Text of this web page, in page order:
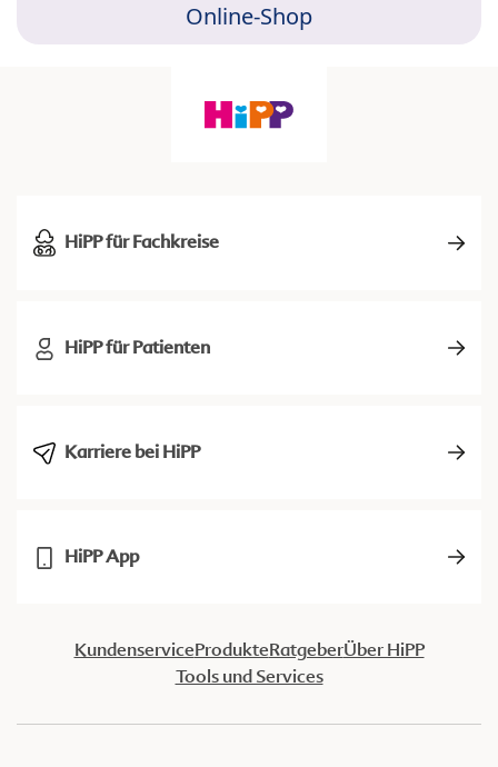
Online-Shop
HiPP für Fachkreise
HiPP für Patienten
Karriere bei HiPP
HiPP App
KundenserviceProdukteRatgeberÜber HiPP
Tools und Services